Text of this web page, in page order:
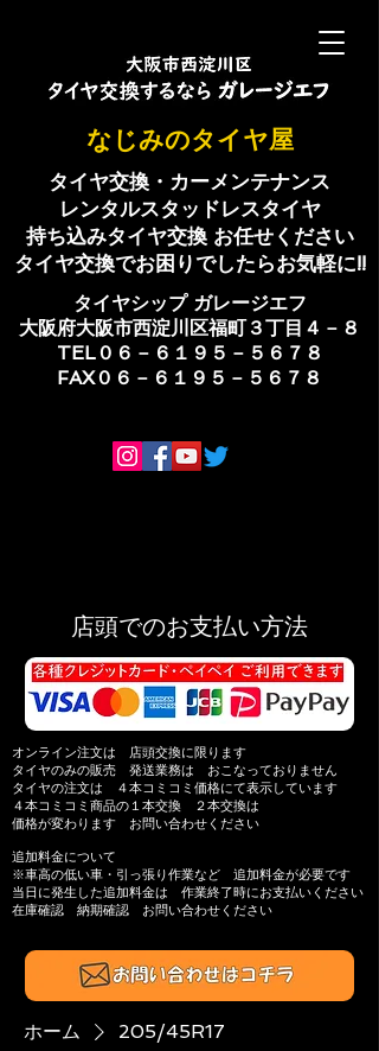
​なじみのタイヤ屋
タイヤ交換・カーメンテナンス
レンタルスタッドレスタイヤ
持ち込みタイヤ交換 お任せください
​タイヤ交換でお困りでしたらお気軽に!!
​タイヤシップ ​ガレージエフ
大阪府大阪市西淀川区福町３丁目４－８
TEL０６－６１９５－５６７８
​FAX０６－６１９５－５６７８
店頭でのお支払い方法
オンライン注文は 店頭交換に限ります
タイヤのみの販売 発送業務は おこなっておりません
タイヤの注文は ４本コミコミ価格にて表示しています
４本コミコミ商品の１本交換 ２本交換は
価格が変わります お問い合わせください
追加料金について
※​車高の低い車・引っ張り作業​など 追加料金が必要です
当日に発生した追加料金は 作業終了時にお支払いください
在庫確認 納期確認 お問い合わせください​
ホーム 205/45R17